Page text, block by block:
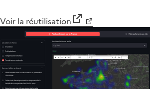
Voir la réutilisation